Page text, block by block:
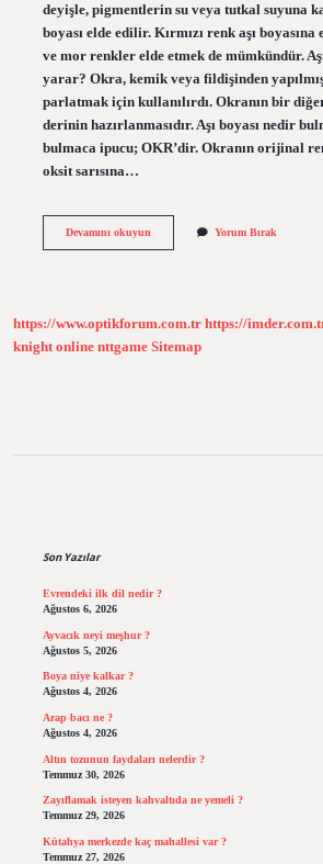
deyişle, pigmentlerin su veya tutkal suyuna
boyası elde edilir. Kırmızı renk aşı
ve mor renkler elde etmek de mümkündür.
yarar? Okra, kemik veya fildişinden
parlatmak için kullanılırdı. Okranın bir
derinin hazırlanmasıdır. Aşı boyası nedir
bulmaca ipucu; OKR’dir. Okranın orijinal
oksit sarısına…
Devamını okuyunAşı
Yorum Bırak
https://www.optikforum.com.tr https://
knight online nttgame Sitemap
Son Yazılar
Evrendeki ilk dil nedir ?
Ağustos 6, 2026
Ayvacık neyi meşhur ?
Ağustos 5, 2026
Boya niye kalkar ?
Ağustos 4, 2026
Arap bacı ne ?
Ağustos 4, 2026
Altın tozunun faydaları nelerdir ?
Temmuz 30, 2026
Zayıflamak isteyen kahvaltıda ne yemeli ?
Temmuz 29, 2026
Kütahya merkezde kaç mahallesi var ?
Temmuz 27, 2026